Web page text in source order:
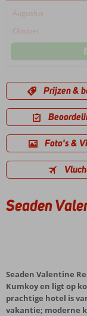
Augustus
Oktober
Prijzen &
Foto's &
Seaden
Seaden Valentine
Kumkoy en ligt op
prachtige hotel is
vakantie; moderne